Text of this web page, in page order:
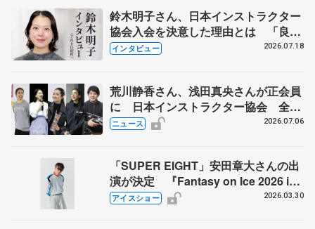
鈴木明子さん、日本インストラクター
協会入会を決意した理由とは 「良き
仲間」への思いも語る
インタビュー 2026.07.18
荒川静香さん、浅田真央さんが正会員
に 日本インストラクター協会 全日
本フィギュアなどでのコーチ資格へ新
ニュース 2026.07.06
「SUPER EIGHT」安田章大さんの出
演が決定 『Fantasy on Ice 2026 in
MAKUHARI』
アイスショー 2026.03.30